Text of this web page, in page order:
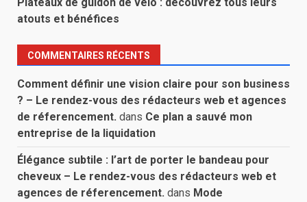
atouts et bénéfices
COMMENTAIRES RÉCENTS
Comment définir une vision claire pour son business
? – Le rendez-vous des rédacteurs web et agences
de réferencement. dans Ce plan a sauvé mon
entreprise de la liquidation
Élégance subtile : l’art de porter le bandeau pour
cheveux – Le rendez-vous des rédacteurs web et
agences de réferencement. dans Mode